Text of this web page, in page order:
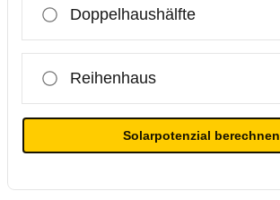
Doppelhaushälfte
Reihenhaus
Solarpotenzial berechnen